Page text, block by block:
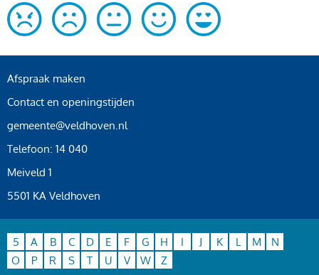
Afspraak maken
Contact en openingstijden
gemeente@veldhoven.nl
Telefoon: 14 040
Meiveld 1
5501 KA Veldhoven
5 A B C D E F G H I J K L M
N
O
P R S T U V W Z